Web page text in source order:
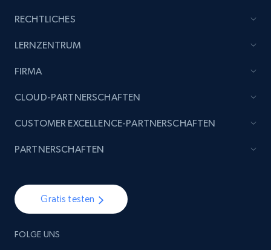
RECHTLICHES
LERNZENTRUM
FIRMA
Gratis testen
FOLGE UNS
CLOUD-PARTNERSCHAFTEN
CUSTOMER EXCELLENCE-PARTNERSCHAFTEN
PARTNERSCHAFTEN